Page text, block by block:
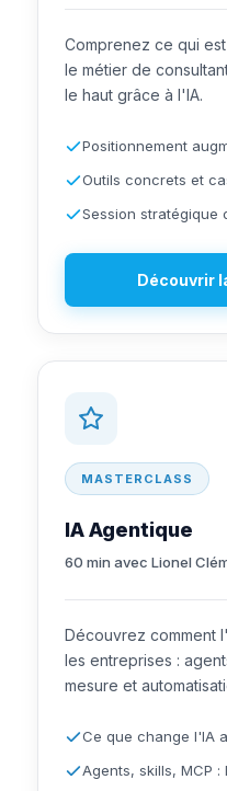
Comprenez ce qui
le métier de
le haut grâce à l'IA.
Positionnement
Outils concrets et
Session stratégique
Découvrir
MASTERCLASS
IA Agentique
60 min avec Lionel
Découvrez comment
les entreprises :
mesure et
Ce que change l'IA
Agents, skills, MCP